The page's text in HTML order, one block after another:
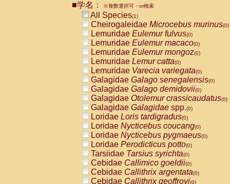
CebidaeCebus nigrivittatus
CebidaeCebus
CebidaeSaimiri boliviensis(0)
CebidaeSaimiri sciureus(0)
AtelidaeAlouatta caraya(0)
AtelidaeAlouatta fusca(0)
AtelidaeAlouatta seniculus
AtelidaeAlouattaspp.(0)
AtelidaeAteles belzebuth(0)
AtelidaeAteles geoffroyi(0)
AtelidaeAteles paniscus(0)
AtelidaeAtelesspp.(0)
Atelidae Lagothrix lagothricha
AtelidaeLagothrix lagothricha cana
PitheciidaeCacajao calvus
PitheciidaeCallicebus cupreus
PitheciidaeCallicebus donacophilus
PitheciidaeCallicebus moloch
PitheciidaeCallicebus torquatus
PitheciidaeCallicebusspp.(0)
■学名： ※複数選択可・or検索
All Species(1)
Cheirogaleidae Microcebus murinus(0)
Lemuridae Eulemur fulvus(0)
Lemuridae Eulemur macaco(0)
Lemuridae Eulemur mongoz(0)
Lemuridae Lemur catta(0)
Lemuridae Varecia variegata(0)
Galagidae Galago senegalensis(0)
Galagidae Galago demidovii(0)
Galagidae Otolemur crassicaudatus(0)
Galagidae Galagidae spp.(0)
Loridae Loris tardigradus(0)
Loridae Nycticebus coucang(0)
Loridae Nycticebus pygmaeus(0)
Loridae Perodicticus potto(0)
Tarsiidae Tarsius syrichta(0)
Cebidae Callimico goeldii(0)
Cebidae Callithrix argentata(0)
Cebidae Callithrix geoffroyi(0)